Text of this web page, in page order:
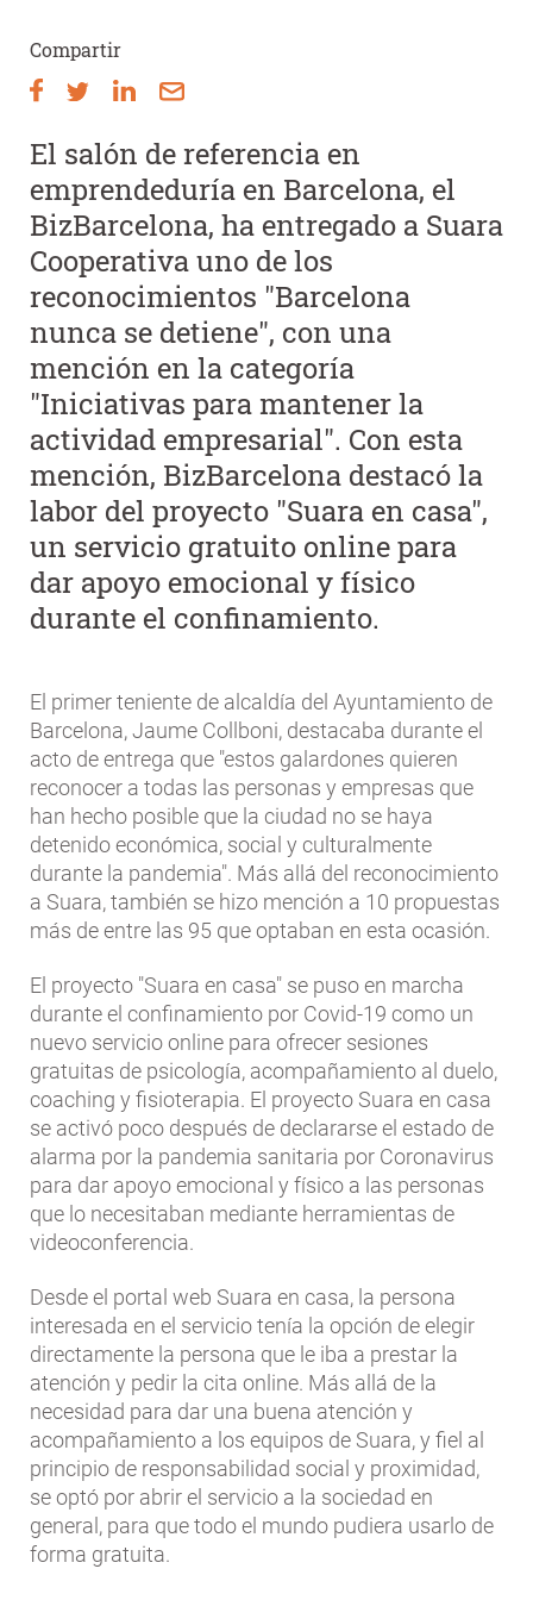
ayuda
a
navegación
Compartir
El salón de referencia en
emprendeduría en Barcelona, el
BizBarcelona, ha entregado a Suara
Cooperativa uno de los
reconocimientos "Barcelona
nunca se detiene", con una
mención en la categoría
"Iniciativas para mantener la
actividad empresarial". Con esta
mención, BizBarcelona destacó la
labor del proyecto "Suara en casa",
un servicio gratuito online para
dar apoyo emocional y físico
durante el confinamiento.
El primer teniente de alcaldía del Ayuntamiento de
Barcelona, Jaume Collboni, destacaba durante el
acto de entrega que "estos galardones quieren
reconocer a todas las personas y empresas que
han hecho posible que la ciudad no se haya
detenido económica, social y culturalmente
durante la pandemia". Más allá del reconocimiento
a Suara, también se hizo mención a 10 propuestas
más de entre las 95 que optaban en esta ocasión.
El proyecto "Suara en casa" se puso en marcha
durante el confinamiento por Covid-19 como un
nuevo servicio online para ofrecer sesiones
gratuitas de psicología, acompañamiento al duelo,
coaching y fisioterapia. El proyecto Suara en casa
se activó poco después de declararse el estado de
alarma por la pandemia sanitaria por Coronavirus
para dar apoyo emocional y físico a las personas
que lo necesitaban mediante herramientas de
videoconferencia.
Desde el portal web Suara en casa, la persona
interesada en el servicio tenía la opción de elegir
directamente la persona que le iba a prestar la
atención y pedir la cita online. Más allá de la
necesidad para dar una buena atención y
acompañamiento a los equipos de Suara, y fiel al
principio de responsabilidad social y proximidad,
se optó por abrir el servicio a la sociedad en
general, para que todo el mundo pudiera usarlo de
forma gratuita.